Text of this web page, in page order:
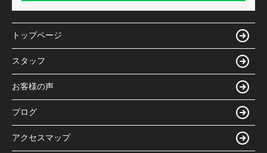
トップページ
スタッフ
お客様の声
ブログ
アクセスマップ